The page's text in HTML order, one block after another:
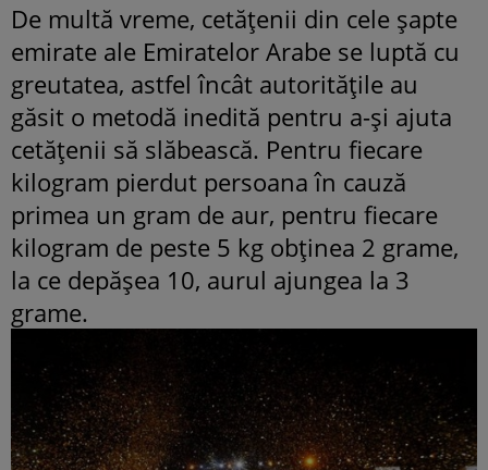
De multă vreme, cetăţenii din cele şapte
emirate ale Emiratelor Arabe se luptă cu
greutatea, astfel încât autoritățile au
găsit o metodă inedită pentru a-și ajuta
cetățenii să slăbească. Pentru fiecare
kilogram pierdut persoana în cauză
primea un gram de aur, pentru fiecare
kilogram de peste 5 kg obţinea 2 grame,
la ce depăşea 10, aurul ajungea la 3
grame.